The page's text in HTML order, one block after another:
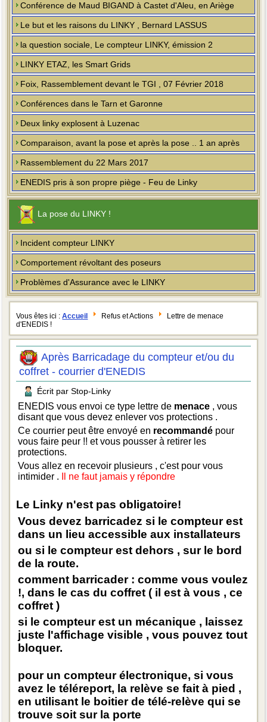
Conférence de Maud BIGAND à Castet d'Aleu, en Ariège
Le but et les raisons du LINKY , Bernard LASSUS
la question sociale, Le compteur LINKY, émission 2
LINKY ETAZ, les Smart Grids
Foix, Rassemblement devant le TGI , 07 Février 2018
Conférences dans le Tarn et Garonne
Deux linky explosent à Luzenac
Comparaison, avant la pose et après la pose .. 1 an après
Rassemblement du 22 Mars 2017
ENEDIS pris à son propre piège - Feu de Linky
La pose du LINKY !
Incident compteur LINKY
Comportement révoltant des poseurs
Problèmes d'Assurance avec le LINKY
Vous êtes ici :Accueil Refus et Actions
Lettre de menace
d'ENEDIS !
Après Barricadage du compteur et/ou du
coffret - courrier d'ENEDIS
Écrit par Stop-Linky
ENEDIS vous envoi ce type lettre de menace , vous
disant que vous devez enlever vos protections .
Ce courrier peut être envoyé en recommandé pour
vous faire peur !! et vous pousser à retirer les
protections.
Vous allez en recevoir plusieurs , c'est pour vous
intimider .
Il ne faut jamais y répondre
Le Linky n'est pas obligatoire!
Vous devez barricadez si le compteur est
dans un lieu accessible aux installateurs
ou si le compteur est dehors , sur le bord
de la route.
comment barricader : comme vous voulez
!, dans le cas du coffret ( il est à vous , ce
coffret )
si le compteur est un mécanique , laissez
juste l'affichage visible , vous pouvez tout
bloquer.
pour un compteur électronique, si vous
avez le téléreport, la relève se fait à pied ,
en utilisant le boitier de télé-relève qui se
trouve soit sur la porte